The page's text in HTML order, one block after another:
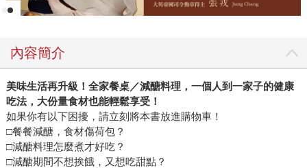
內容簡介
美味生活再升級！全家餐桌／減醣料理，一個人到一家子的健康
吃法，大份量食材也能輕鬆享受！
如果你有以下困擾，請立刻將本書放進購物車！
□餐餐減醣，食材傷荷包？
□減醣料理怎麼煮才好吃？
□減醣期間不想挨餓，又想吃甜點？